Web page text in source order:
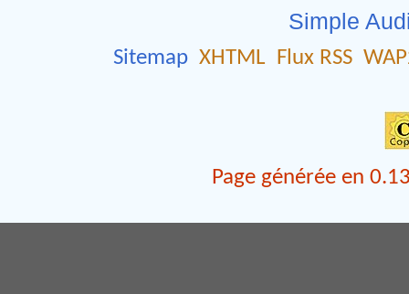
Simple
Sitemap XHTML Flux RSS
Page générée en